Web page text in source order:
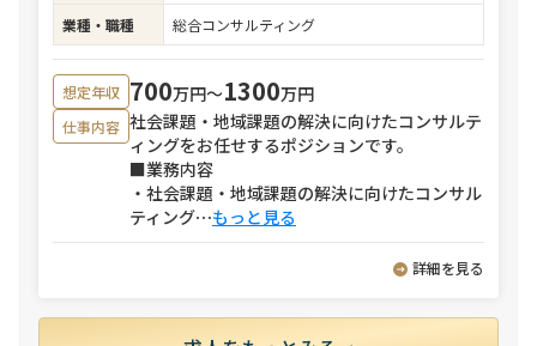
業種・職種
総合コンサルティング
想定年収 700万円〜1300万円
仕事内容 社会課題・地域課題の解決に向けたコンサルテ
ィングをお任せするポジションです。
■業務内容
・社会課題・地域課題の解決に向けたコンサル
ティング⋯もっと見る
詳細を見る